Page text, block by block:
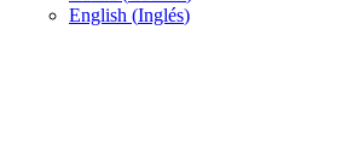
English (Inglés)